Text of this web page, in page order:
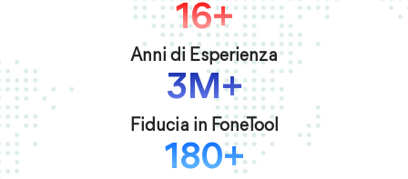
16+
Anni di Esperienza
3M+
Fiducia in FoneTool
180+